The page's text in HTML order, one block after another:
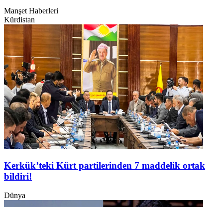
Manşet Haberleri
Kürdistan
Kerkük’teki Kürt partilerinden 7 maddelik ortak
bildiri!
Dünya